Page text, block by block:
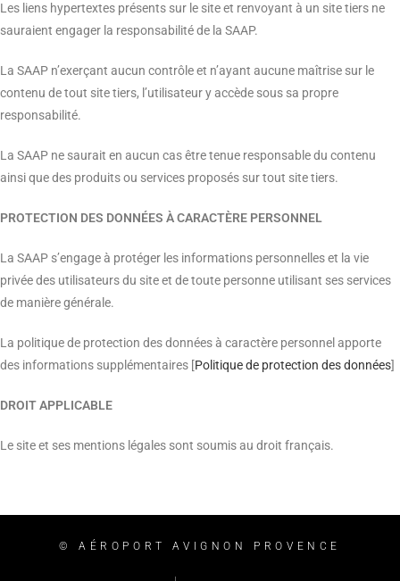
Les liens hypertextes présents sur le site et renvoyant à un site tiers ne
sauraient engager la responsabilité de la SAAP.
La SAAP n’exerçant aucun contrôle et n’ayant aucune maîtrise sur le
contenu de tout site tiers, l’utilisateur y accède sous sa propre
responsabilité.
La SAAP ne saurait en aucun cas être tenue responsable du contenu
ainsi que des produits ou services proposés sur tout site tiers.
PROTECTION DES DONNÉES À CARACTÈRE PERSONNEL
La SAAP s’engage à protéger les informations personnelles et la vie
privée des utilisateurs du site et de toute personne utilisant ses services
de manière générale.
La politique de protection des données à caractère personnel apporte
des informations supplémentaires [Politique de protection des données]
DROIT APPLICABLE
Le site et ses mentions légales sont soumis au droit français.
© AÉROPORT AVIGNON PROVENCE